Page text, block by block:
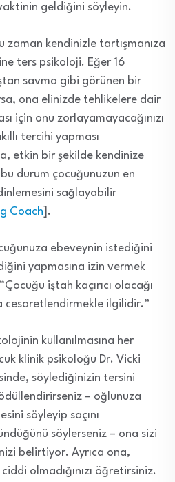
geldiğini söyleyin.
zaman kendinizle tartışmanıza
ters psikoloji. Eğer 16
savma gibi görünen bir
ona elinizde tehlikelere dair
için onu zorlayamayacağınızı
tercihi yapması
etkin bir şekilde kendinize
durum çocuğunuzun en
sağlayabilir
Coach ].
ebeveynin istediğini
yapmasına izin vermek
iştah kaçırıcı olacağı
cesaretlendirmekle ilgilidir.”
kullanılmasına her
klinik psikoloğu Dr. Vicki
söylediğinizin tersini
– oğlunuza
söyleyip saçını
söylerseniz – ona sizi
belirtiyor. Ayrıca ona,
olmadığınızı öğretirsiniz.